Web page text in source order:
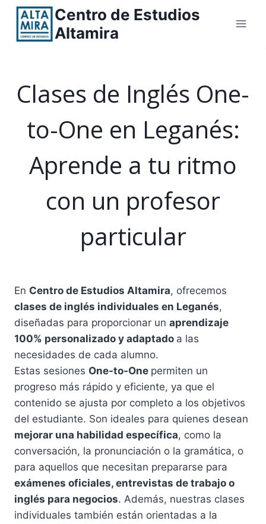
Saltar
contenido
Centro de Estudios
Altamira
Clases de Inglés One-
to-One en Leganés:
Aprende a tu ritmo
con un profesor
particular
En Centro de Estudios Altamira, ofrecemos
clases de inglés individuales en Leganés,
diseñadas para proporcionar un aprendizaje
100% personalizado y adaptado a las
necesidades de cada alumno.
Estas sesiones One-to-One permiten un
progreso más rápido y eficiente, ya que el
contenido se ajusta por completo a los objetivos
del estudiante. Son ideales para quienes desean
mejorar una habilidad específica, como la
conversación, la pronunciación o la gramática, o
para aquellos que necesitan prepararse para
exámenes oficiales, entrevistas de trabajo o
inglés para negocios. Además, nuestras clases
individuales también están orientadas a la